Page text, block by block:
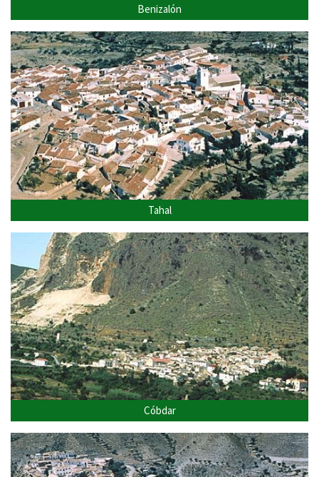
Benizalón
Tahal
Cóbdar